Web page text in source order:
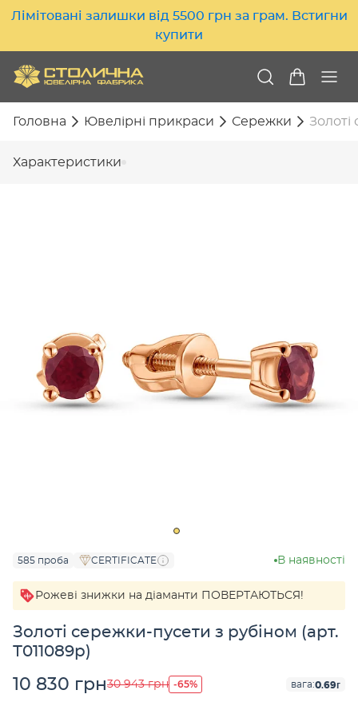
Лімітовані залишки від 5500 грн за грам. Встигни
купити
Головна Ювелірні прикраси Сережки Золоті
Характеристики
585 проба CERTIFICATE В наявності
Рожеві знижки на діаманти ПОВЕРТАЮТЬСЯ!
Золоті сережки-пусети з рубіном (арт.
Т011089р)
10 830 грн30 943 грн -65% вага:0.69г